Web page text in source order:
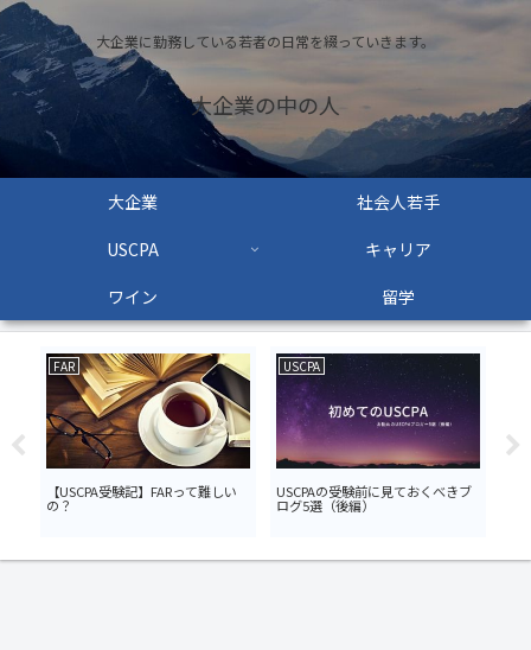
大企業に勤務している若者の日常を綴っていきます。
大企業の中の人
大企業
社会人若手
USCPA
キャリア
ワイン
留学
FAR
【USCPA受験記】FARって難しい
の？
USCPA
USCPAの受験前に見ておくべきブ
ログ5選（後編）